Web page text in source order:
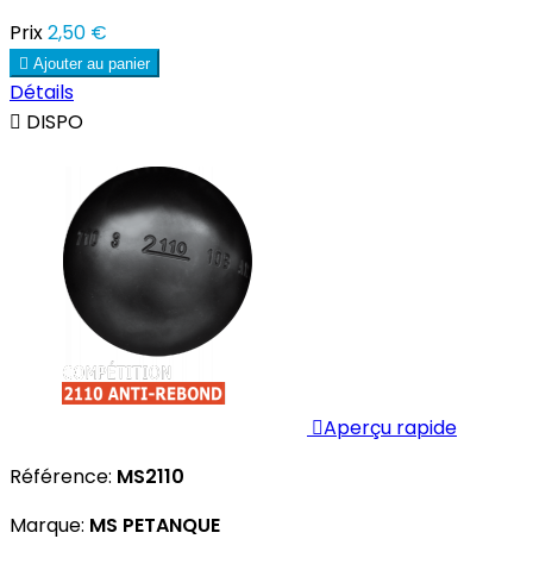
Prix2,50 €
 Ajouter au panier
Détails
 DISPO
Aperçu rapide
Référence: MS2110
Marque: MS PETANQUE